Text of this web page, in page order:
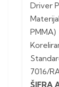
Driver
PMMA)
7016/
ŠIFRA